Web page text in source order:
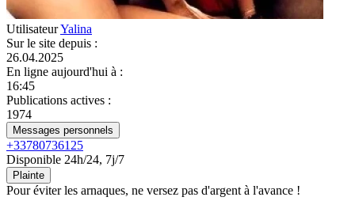
UtilisateurYalina
Sur le site depuis :
26.04.2025
En ligne aujourd'hui à :
16:45
Publications actives :
1974
Messages personnels
+33780736125
Disponible 24h/24, 7j/7
Plainte
Pour éviter les arnaques, ne versez pas d'argent à l'avance !